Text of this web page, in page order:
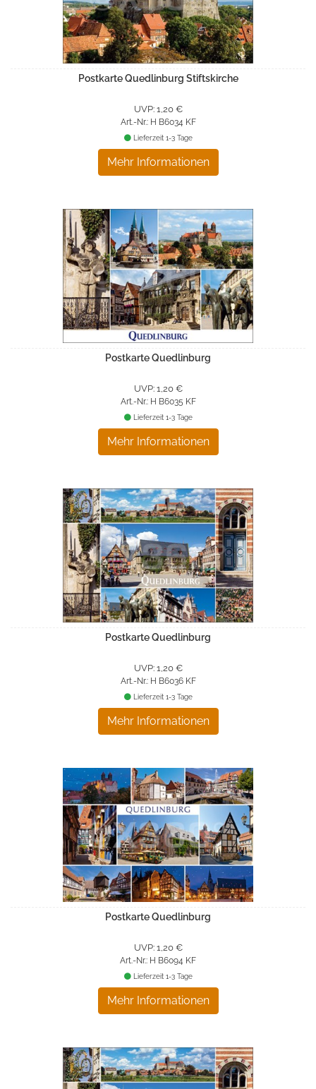
Postkarte Quedlinburg Stiftskirche
UVP: 1,20 €
Art.-Nr.: H B6034 KF
Mehr Informationen
Lieferzeit 1-3 Tage
Postkarte Quedlinburg
UVP: 1,20 €
Art.-Nr.: H B6035 KF
Mehr Informationen
Lieferzeit 1-3 Tage
Postkarte Quedlinburg
UVP: 1,20 €
Art.-Nr.: H B6036 KF
Mehr Informationen
Lieferzeit 1-3 Tage
Postkarte Quedlinburg
UVP: 1,20 €
Art.-Nr.: H B6094 KF
Mehr Informationen
Lieferzeit 1-3 Tage